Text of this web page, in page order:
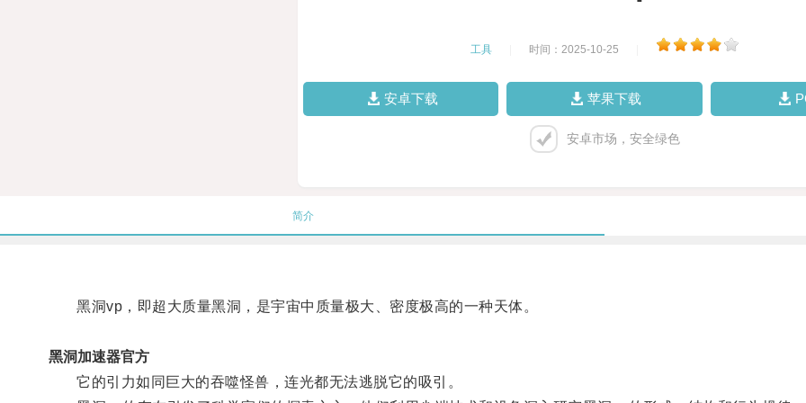
工具 时间：2025-10-25
安卓下载 苹果下载
安卓市场，安全绿色
简介
黑洞vp，即超大质量黑洞，是宇宙中质量极大、密度极高的一种天体。
黑洞加速器官方
它的引力如同巨大的吞噬怪兽，连光都无法逃脱它的吸引。